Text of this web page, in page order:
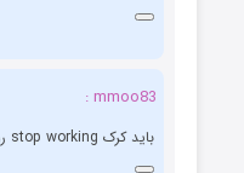
mmoo83 :
باید کرک stop working رو دانلود بکنید